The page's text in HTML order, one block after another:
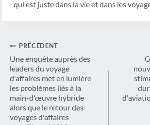
qui est juste dans la vie et dans les
Navigation
de
l’article
PRÉCÉDENT
Une enquête auprès des
leaders du voyage
d'affaires met en lumière
les problèmes liés à la
main-d'œuvre hybride
alors que le retour des
voyages d'affaires